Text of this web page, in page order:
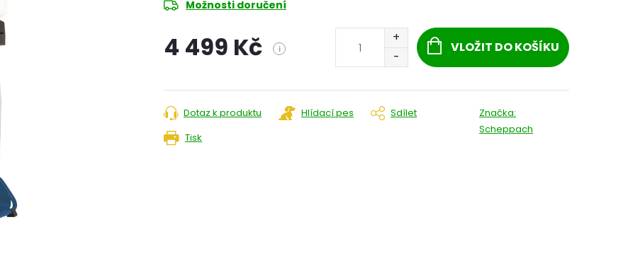
Možnosti doručení
4 499 Kč i VLOŽIT DO KOŠÍKU
Tisk
Dotaz k produktu Hlídací pes Sdílet
Značka:
Scheppach